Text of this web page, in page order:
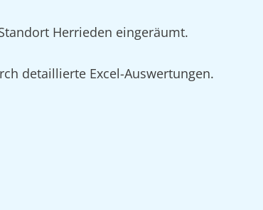
Herrieden eingeräumt.
detaillierte Excel-Auswertungen.